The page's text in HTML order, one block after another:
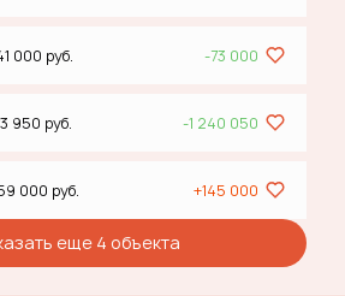
000 руб. -73 000
950 руб. -1 240 050
000 руб. +145 000
еще 4 объектa